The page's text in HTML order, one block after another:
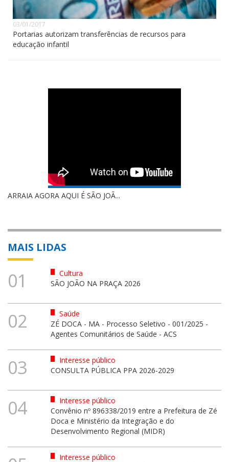
03/01/2017
Portarias autorizam transferências de recursos para
educação infantil
ABERTURA DA COPA VALBER COSTA ...
MAIS LIDAS
01
Cultura
SÃO JOÃO NA PRAÇA 2026
02
Saúde
ZÉ DOCA - MA - Processo Seletivo - 001/2025 -
Agentes Comunitários de Saúde - ACS
03
Interesse público
CONSULTA PÚBLICA PPA 2026-2029
04
Interesse público
Convênio nº 896338/2019 entre a Prefeitura de Zé
Doca e Ministério da Integração e do
Desenvolvimento Regional (MIDR)
Interesse público